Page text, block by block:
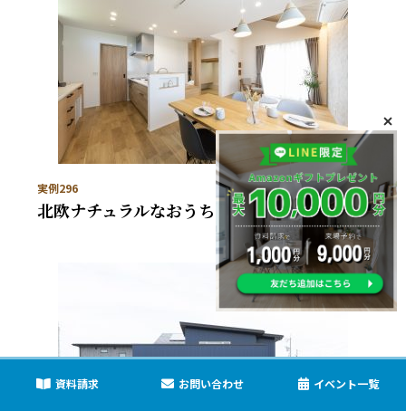
実例296
北欧ナチュラルなおうち
資料請求 お問い合わせ イベント一覧